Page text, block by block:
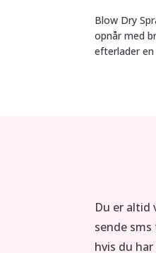
Blow Dry
opnår med
efterlader
Du er altid
sende
hvis du